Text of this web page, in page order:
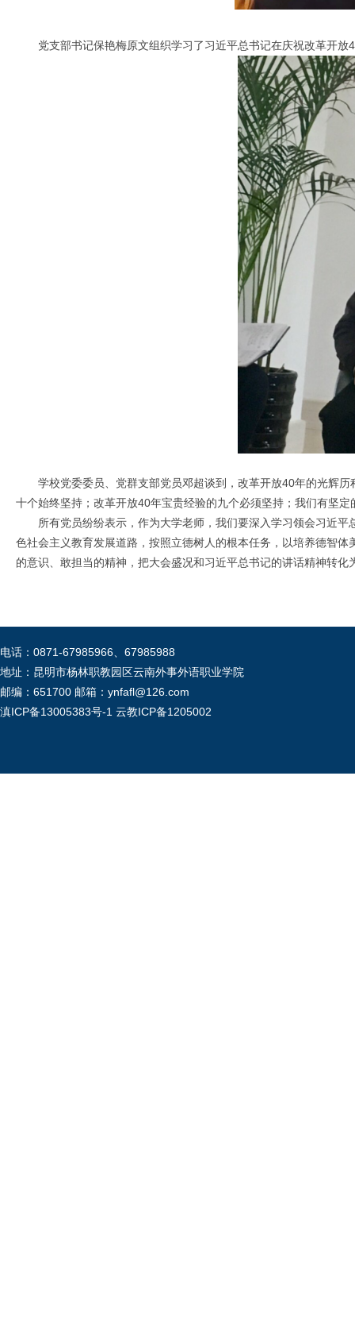
党支部书记保艳梅原文组织学习了习近平总书记在庆祝改革开放
学校党委委员、党群支部党员邓超谈到，改革开放40年的光辉历
十个始终坚持；改革开放40年宝贵经验的九个必须坚持；我们有坚
所有党员纷纷表示，作为大学老师，我们要深入学习领会习近平
色社会主义教育发展道路，按照立德树人的根本任务，以培养德智
的意识、敢担当的精神，把大会盛况和习近平总书记的讲话精神转
电话：0871-67985966、67985988
地址：昆明市杨林职教园区云南外事外语职业学院
邮编：651700 邮箱：ynfafl@126.com
滇ICP备13005383号-1 云教ICP备1205002